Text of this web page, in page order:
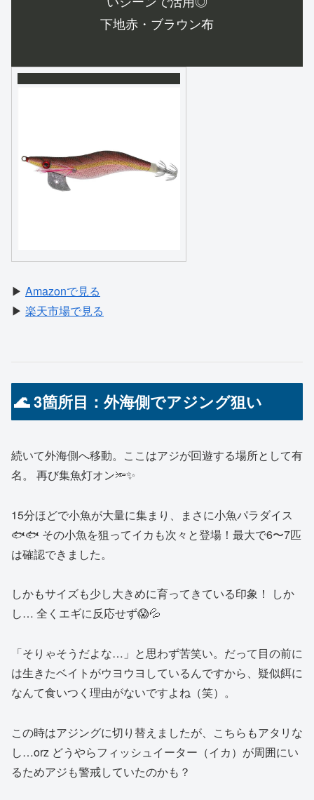
下地赤・ブラウン布
▶ Amazonで見る
▶ 楽天市場で見る
🌊 3箇所目：外海側でアジング狙い
続いて外海側へ移動。ここはアジが回遊する場所として有
名。 再び集魚灯オン🔦✨
15分ほどで小魚が大量に集まり、まさに小魚パラダイス
🐟🐟 その小魚を狙ってイカも次々と登場！最大で6〜7匹
は確認できました。
しかもサイズも少し大きめに育ってきている印象！ しか
し… 全くエギに反応せず😱💦
「そりゃそうだよな…」と思わず苦笑い。だって目の前に
は生きたベイトがウヨウヨしているんですから、疑似餌に
なんて食いつく理由がないですよね（笑）。
この時はアジングに切り替えましたが、こちらもアタリな
し…orz どうやらフィッシュイーター（イカ）が周囲にい
るためアジも警戒していたのかも？